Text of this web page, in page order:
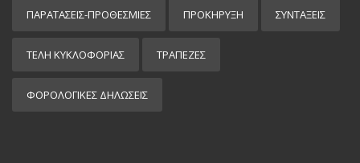
ΠΑΡΑΤΑΣΕΙΣ-ΠΡΟΘΕΣΜΙΕΣ ΠΡΟΚΉΡΥΞΗ ΣΥΝΤΑΞΕΙΣ
ΤΕΛΗ ΚΥΚΛΟΦΟΡΙΑΣ ΤΡΑΠΕΖΕΣ
ΦΟΡΟΛΟΓΙΚΕΣ ΔΗΛΩΣΕΙΣ